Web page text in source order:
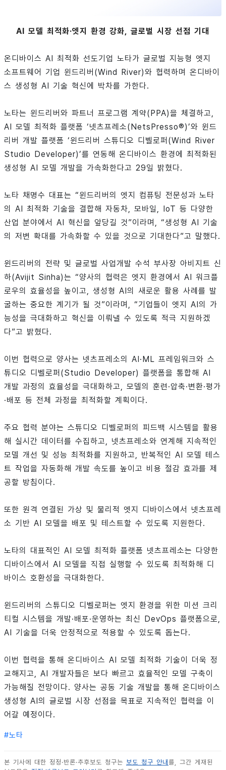
AI 모델 최적화·엣지 환경 강화, 글로벌 시장 선점 기대
온디바이스 AI 최적화 선도기업 노타가 글로벌 지능형 엣지
소프트웨어 기업 윈드리버(Wind River)와 협력하며 온디바이
스 생성형 AI 기술 혁신에 박차를 가한다.
노타는 윈드리버와 파트너 프로그램 계약(PPA)을 체결하고,
AI 모델 최적화 플랫폼 ‘넷츠프레소(NetsPresso®)’와 윈드
리버 개발 플랫폼 ‘윈드리버 스튜디오 디벨로퍼(Wind River
Studio Developer)’를 연동해 온디바이스 환경에 최적화된
생성형 AI 모델 개발을 가속화한다고 29일 밝혔다.
노타 채명수 대표는 “윈드리버의 엣지 컴퓨팅 전문성과 노타
의 AI 최적화 기술을 결합해 자동차, 모바일, IoT 등 다양한
산업 분야에서 AI 혁신을 앞당길 것”이라며, “생성형 AI 기술
의 저변 확대를 가속화할 수 있을 것으로 기대한다”고 말했다.
윈드리버의 전략 및 글로벌 사업개발 수석 부사장 아비지트 신
하(Avijit Sinha)는 “양사의 협력은 엣지 환경에서 AI 워크플
로우의 효율성을 높이고, 생성형 AI의 새로운 활용 사례를 발
굴하는 중요한 계기가 될 것”이라며, “기업들이 엣지 AI의 가
능성을 극대화하고 혁신을 이뤄낼 수 있도록 적극 지원하겠
다”고 밝혔다.
이번 협력으로 양사는 넷츠프레소의 AI·ML 프레임워크와 스
튜디오 디벨로퍼(Studio Developer) 플랫폼을 통합해 AI
개발 과정의 효율성을 극대화하고, 모델의 훈련·압축·변환·평가
·배포 등 전체 과정을 최적화할 계획이다.
주요 협력 분야는 스튜디오 디벨로퍼의 피드백 시스템을 활용
해 실시간 데이터를 수집하고, 넷츠프레소와 연계해 지속적인
모델 개선 및 성능 최적화를 지원하고, 반복적인 AI 모델 테스
트 작업을 자동화해 개발 속도를 높이고 비용 절감 효과를 제
공할 방침이다.
또한 원격 연결된 가상 및 물리적 엣지 디바이스에서 넷츠프레
소 기반 AI 모델을 배포 및 테스트할 수 있도록 지원한다.
노타의 대표적인 AI 모델 최적화 플랫폼 넷츠프레소는 다양한
디바이스에서 AI 모델을 직접 실행할 수 있도록 최적화해 디
바이스 호환성을 극대화한다.
윈드리버의 스튜디오 디벨로퍼는 엣지 환경을 위한 미션 크리
티컬 시스템을 개발·배포·운영하는 최신 DevOps 플랫폼으로,
AI 기술을 더욱 안정적으로 적용할 수 있도록 돕는다.
이번 협력을 통해 온디바이스 AI 모델 최적화 기술이 더욱 정
교해지고, AI 개발자들은 보다 빠르고 효율적인 모델 구축이
가능해질 전망이다. 양사는 공동 기술 개발을 통해 온디바이스
생성형 AI의 글로벌 시장 선점을 목표로 지속적인 협력을 이
어갈 예정이다.
#노타
본 기사에 대한 정정·반론·추후보도 청구는 보도 청구 안내 를, 그간 게재된